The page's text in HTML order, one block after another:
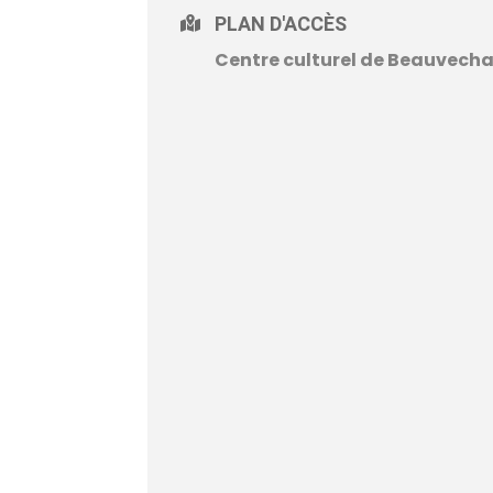
PLAN D'ACCÈS
Centre culturel de